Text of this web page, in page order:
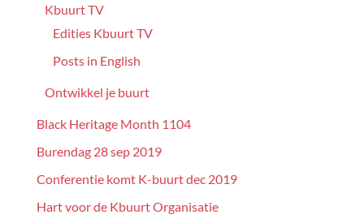
Kbuurt TV
Edities Kbuurt TV
Posts in English
Ontwikkel je buurt
Black Heritage Month 1104
Burendag 28 sep 2019
Conferentie komt K-buurt dec 2019
Hart voor de Kbuurt Organisatie